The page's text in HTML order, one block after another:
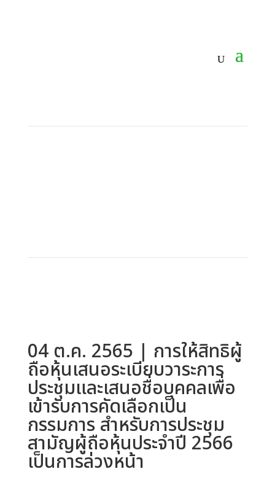
04 ต.ค. 2565 | การให้สิทธิผู้
ถือหุ้นเสนอระเบียบวาระการ
ประชุมและเสนอชื่อบุคคลเพื่อ
เข้ารับการคัดเลือกเป็น
กรรมการ สำหรับการประชุม
สามัญผู้ถือหุ้นประจำปี 2566
เป็นการล่วงหน้า